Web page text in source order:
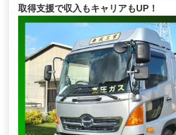
取得支援で収入もキャリアもUP！